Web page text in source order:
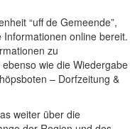
“uff de Gemeende”,
online bereit.
zu
wie die Wiedergabe
– Dorfzeitung &
weiter über die